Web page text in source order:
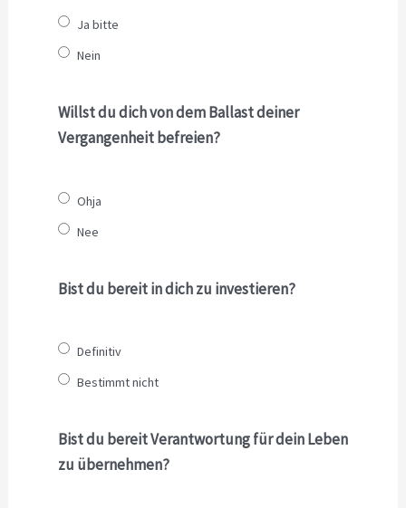
Ja bitte
Nein
Willst du dich von dem Ballast deiner
Vergangenheit befreien?
Ohja
Nee
Bist du bereit in dich zu investieren?
Definitiv
Bestimmt nicht
Bist du bereit Verantwortung für dein Leben
zu übernehmen?